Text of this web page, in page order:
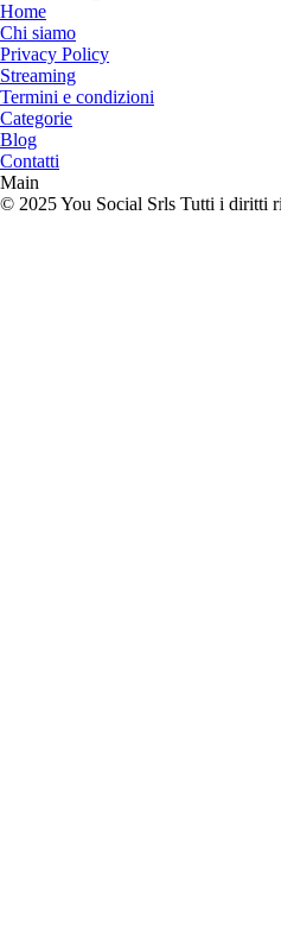
Home
Chi siamo
Privacy Policy
Streaming
Termini e condizioni
Categorie
Blog
Contatti
Main
© 2025 You Social Srls Tutti i diritti